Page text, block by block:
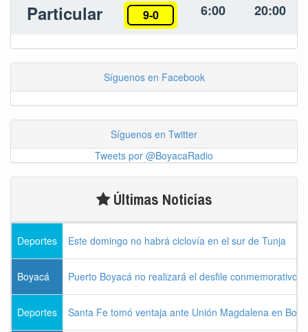
Particular 9-0 6:00 20:00
Síguenos en Facebook
Síguenos en Twitter
Tweets por @BoyacaRadio
Últimas Noticias
Deportes Este domingo no habrá ciclovía en el sur de Tunja
Boyacá Puerto Boyacá no realizará el desfile conmemorativo
Deportes Santa Fe tomó ventaja ante Unión Magdalena en